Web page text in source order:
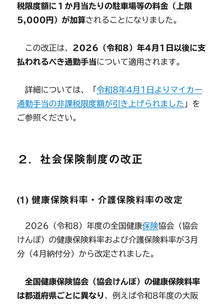
税限度額に１か月当たりの駐車場等の料金（上限
5,000円）が加算されることになりました。
この改正は、 2026（令和8）年4月1日以後に支
払われるべき通勤手当について適用されます。
詳細については、「令和8年4月1日よりマイカー
通勤手当の非課税限度額が引き上げられました 」を
ご参照ください。
２．社会保険制度の改正
(1) 健康保険料率・介護保険料率の改定
2026（令和8）年度の全国健康保険協会（協会
けんぽ）の健康保険料率および介護保険料率が3月
分（4月納付分）から改定されました。
全国健康保険協会（協会けんぽ）の健康保険料率
は都道府県ごとに異なり、例えば令和8年度の大阪